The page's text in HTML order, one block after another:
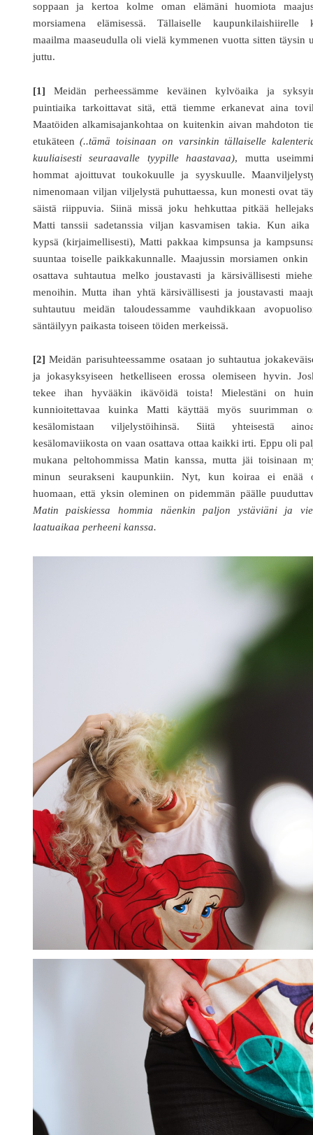
soppaan ja kertoa kolme oman elämäni huomiota
morsiamena elämisessä. Tällaiselle kaupunkilaishiirelle
maailma maaseudulla oli vielä kymmenen vuotta sitten täysin
juttu.
[1] Meidän perheessämme keväinen kylvöaika ja
puintiaika tarkoittavat sitä, että tiemme erkanevat aina
Maatöiden alkamisajankohtaa on kuitenkin aivan mahdoton
etukäteen(..tämä toisinaan on varsinkin tällaiselle
kuuliaisesti seuraavalle tyypille haastavaa), mutta
hommat ajoittuvat toukokuulle ja syyskuulle.
nimenomaan viljan viljelystä puhuttaessa, kun monesti ovat
säistä riippuvia. Siinä missä joku hehkuttaa pitkää
Matti tanssii sadetanssia viljan kasvamisen takia. Kun
kypsä (kirjaimellisesti), Matti pakkaa kimpsunsa ja
suuntaa toiselle paikkakunnalle. Maajussin morsiamen onkin
osattava suhtautua melko joustavasti ja kärsivällisesti
menoihin. Mutta ihan yhtä kärsivällisesti ja joustavasti
suhtautuu meidän taloudessamme vauhdikkaan
säntäilyyn paikasta toiseen töiden merkeissä.
[2] Meidän parisuhteessamme osataan jo suhtautua
ja jokasyksyiseen hetkelliseen erossa olemiseen hyvin.
tekee ihan hyvääkin ikävöidä toista! Mielestäni on
kunnioitettavaa kuinka Matti käyttää myös suurimman
kesälomistaan viljelystöihinsä. Siitä yhteisestä
kesälomaviikosta on vaan osattava ottaa kaikki irti. Eppu oli
mukana peltohommissa Matin kanssa, mutta jäi toisinaan
minun seurakseni kaupunkiin. Nyt, kun koiraa ei enää
huomaan, että yksin oleminen on pidemmän päälle
Matin paiskiessa hommia näenkin paljon ystäviäni ja
laatuaikaa perheeni kanssa.